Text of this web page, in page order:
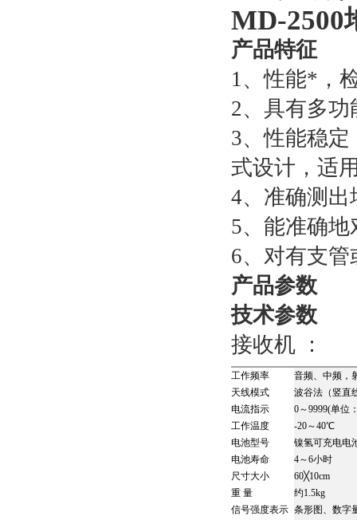
MD-2500
产品特征
1、性能*，
2、具有多
3、性能稳
式设计，适
4、准确测
5、能准确
6、对有支
产品参数
技术参数
接收机 ：
工作频率
音频、中频，
天线模式
波谷法（竖直
电流指示
0～9999(单位
工作温度
-20～40℃
电池型号
镍氢可充电电
电池寿命
4～6小时
尺寸大小
60╳10cm
重 量
约1.5kg
信号强度表示 条形图、数字